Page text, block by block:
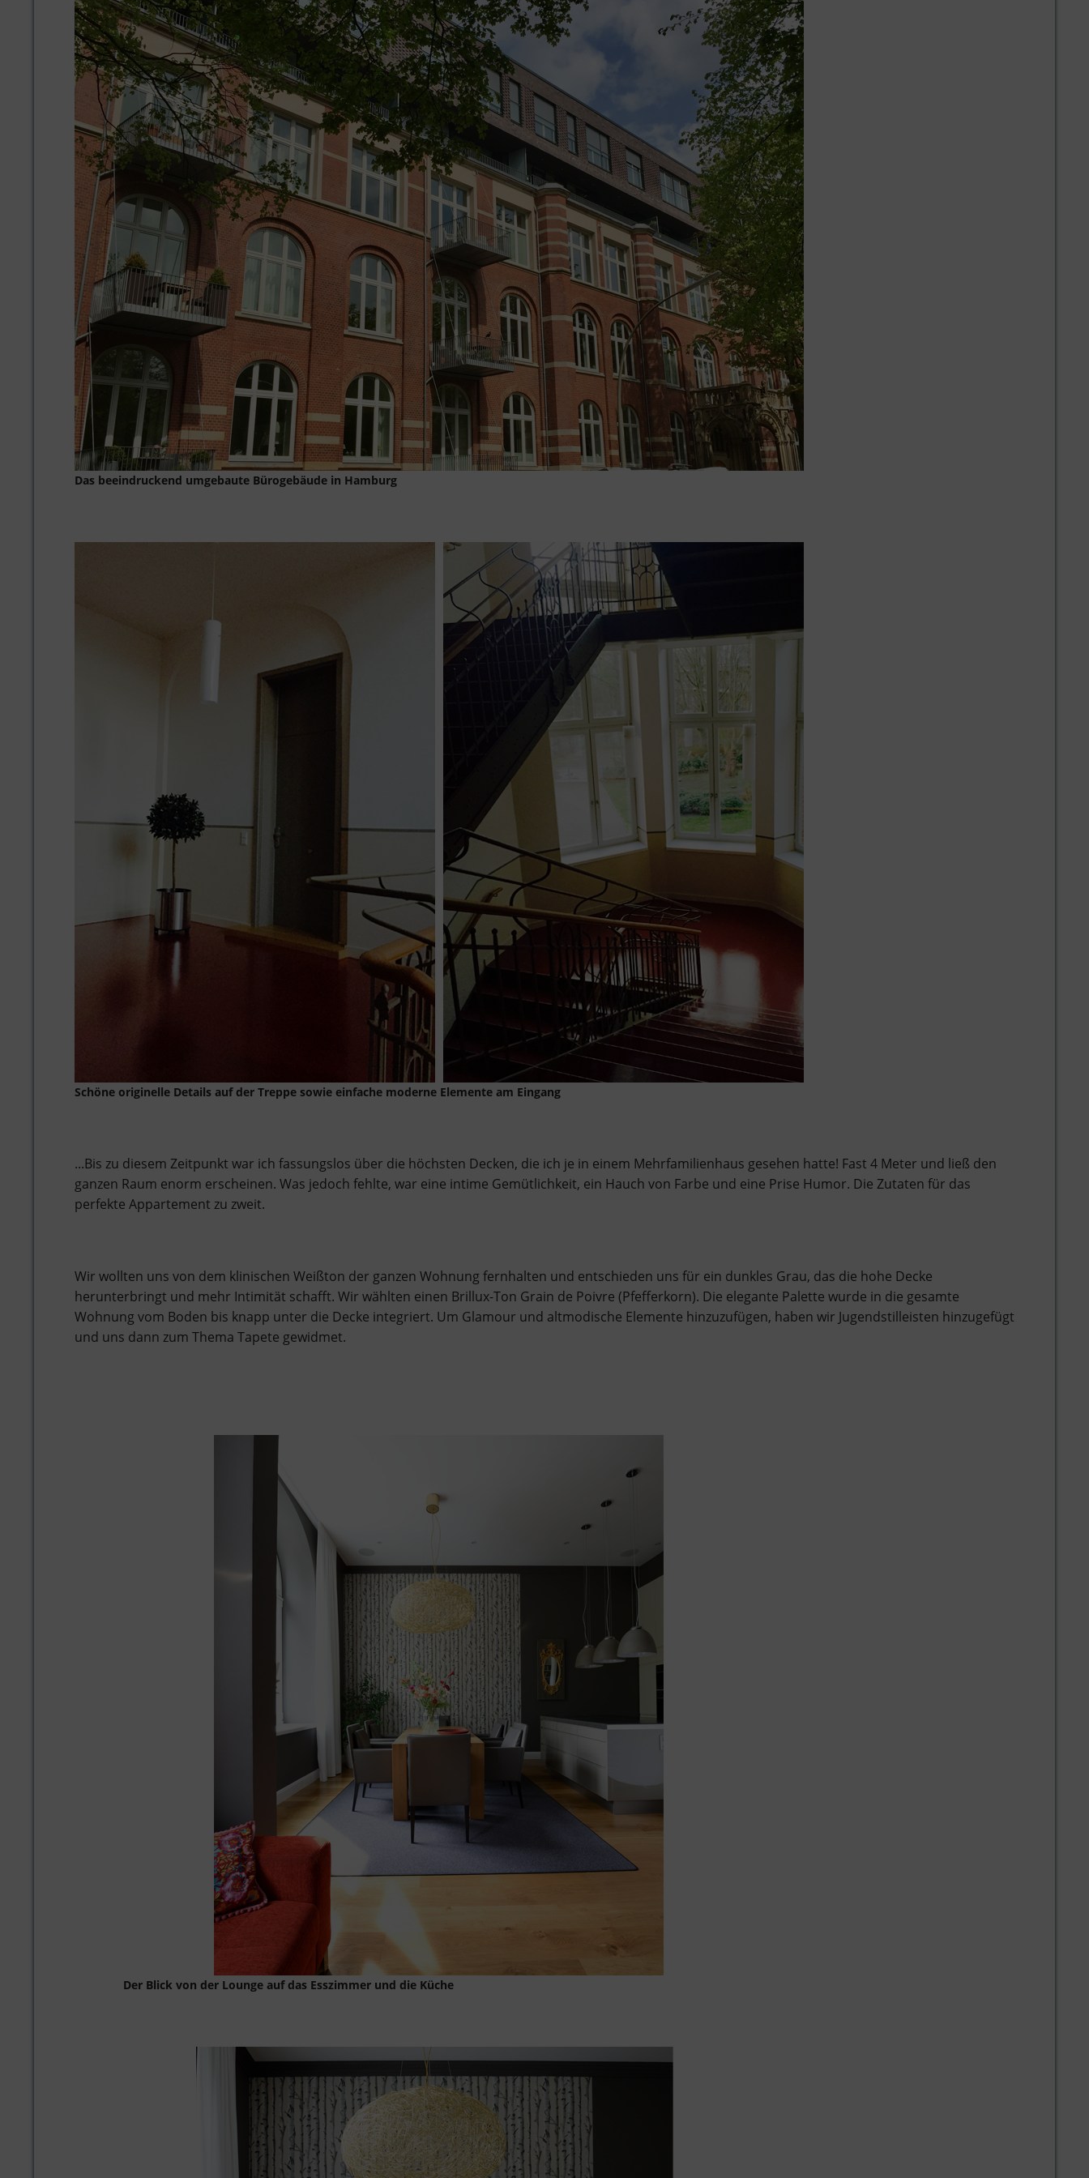
Das beeindruckend umgebaute Bürogebäude in Hamburg
Schöne originelle Details auf der Treppe sowie einfache moderne Elemente am Eingang
...Bis zu diesem Zeitpunkt war ich fassungslos über die höchsten Decken, die ich je in einem Mehrfamilienhaus gesehen hatte! Fast 4 Meter und ließ den
ganzen Raum enorm erscheinen. Was jedoch fehlte, war eine intime Gemütlichkeit, ein Hauch von Farbe und eine Prise Humor. Die Zutaten für das
perfekte Appartement zu zweit.
Wir wollten uns von dem klinischen Weißton der ganzen Wohnung fernhalten und entschieden uns für ein dunkles Grau, das die hohe Decke
herunterbringt und mehr Intimität schafft. Wir wählten einen Brillux-Ton Grain de Poivre (Pfefferkorn). Die elegante Palette wurde in die gesamte
Wohnung vom Boden bis knapp unter die Decke integriert. Um Glamour und altmodische Elemente hinzuzufügen, haben wir Jugendstilleisten hinzugefügt
und uns dann zum Thema Tapete gewidmet.
Der Blick von der Lounge auf das Esszimmer und die Küche